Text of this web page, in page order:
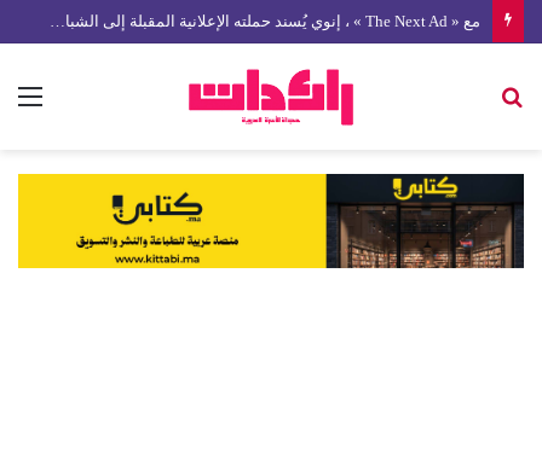
مع « The Next Ad » ، إنوي يُسند حملته الإعلانية المقبلة إلى الشباب المغربي